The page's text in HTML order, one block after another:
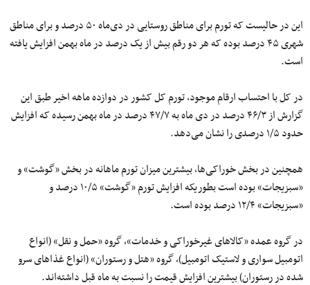
این در حالیست که تورم برای مناطق روستایی در دی‌ماه ۵۰ درصد و برای مناطق
شهری ۴۵ درصد بوده که هر دو رقم‌ بیش از یک درصد در ماه بهمن افزایش یافته
است.
در کل با احتساب ارقام موجود، تورم کل کشور در دوازده ماهه اخیر طبق این
گزارش از ۴۶/۳ درصد در دی ماه به ۴۷/۷ درصد در ماه بهمن رسیده که افزایش
حدود ۱/۵ درصدی را نشان می‌دهد.
همچنین در بخش خوراکی‌ها، بیشترین میزان تورم ماهانه در بخش «گوشت» و
«سبزیجات» بوده است بطوریکه افزایش تورم «گوشت» ۱۰/۵ درصد و
«سبزیجات» ۱۲/۴ درصد بوده است.
در گروه عمده «کالاهای غیرخوراکی و خدمات»، گروه «حمل و نقل» (انواع
اتومبیل سواری و لاستیک اتومبیل)، گروه «هتل و رستوران» (انواع غذاهای سرو
شده در رستوران) بیشترین افزایش قیمت را نسبت به ماه قبل داشته‌اند.